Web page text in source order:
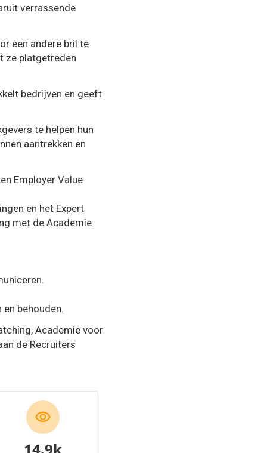
verrassende
een andere bril te
ze platgetreden
bedrijven en geeft
te helpen hun
aantrekken en
Employer Value
en het Expert
met de Academie
behouden.
Academie voor
de Recruiters